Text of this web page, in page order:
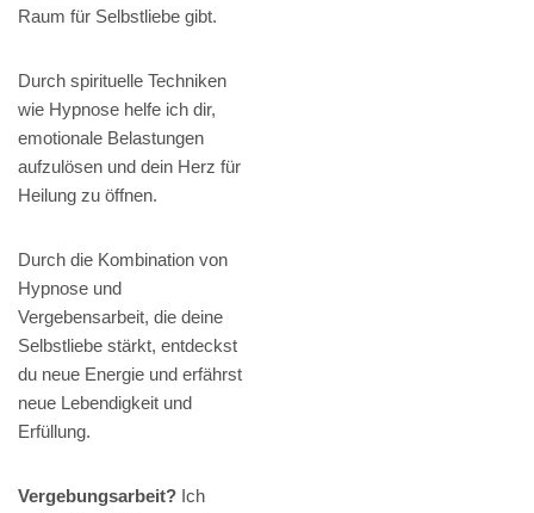
Raum für Selbstliebe gibt.
Durch spirituelle Techniken
wie Hypnose helfe ich dir,
emotionale Belastungen
aufzulösen und dein Herz für
Heilung zu öffnen.
Durch die Kombination von
Hypnose und
Vergebensarbeit, die deine
Selbstliebe stärkt, entdeckst
du neue Energie und erfährst
neue Lebendigkeit und
Erfüllung.
Vergebungsarbeit? Ich